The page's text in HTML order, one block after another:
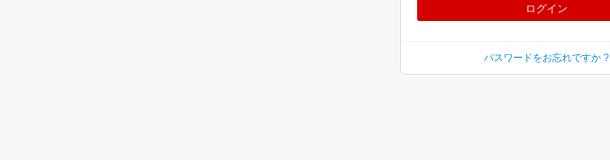
パスワードをお忘れですか ?